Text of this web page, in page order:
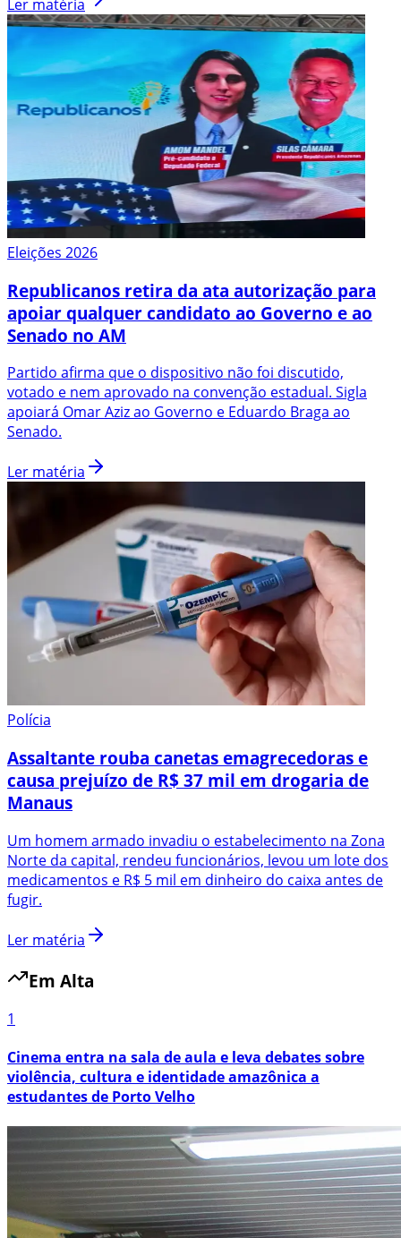
Ler matéria
Eleições 2026
Republicanos retira da ata autorização para
apoiar qualquer candidato ao Governo e ao
Senado no AM
Partido afirma que o dispositivo não foi discutido,
votado e nem aprovado na convenção estadual. Sigla
apoiará Omar Aziz ao Governo e Eduardo Braga ao
Senado.
Ler matéria
Polícia
Assaltante rouba canetas emagrecedoras e
causa prejuízo de R$ 37 mil em drogaria de
Manaus
Um homem armado invadiu o estabelecimento na Zona
Norte da capital, rendeu funcionários, levou um lote dos
medicamentos e R$ 5 mil em dinheiro do caixa antes de
fugir.
Ler matéria
Em Alta
1
Cinema entra na sala de aula e leva debates sobre
violência, cultura e identidade amazônica a
estudantes de Porto Velho